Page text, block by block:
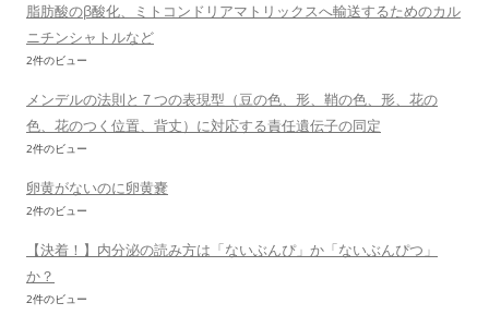
脂肪酸のβ酸化、ミトコンドリアマトリックスへ輸送するためのカル
ニチンシャトルなど
2件のビュー
メンデルの法則と７つの表現型（豆の色、形、鞘の色、形、花の
色、花のつく位置、背丈）に対応する責任遺伝子の同定
2件のビュー
卵黄がないのに卵黄嚢
2件のビュー
【決着！】内分泌の読み方は「ないぶんぴ」か「ないぶんぴつ」
か？
2件のビュー